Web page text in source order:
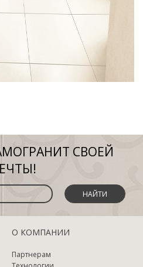
СВОЕЙ
НАЙТИ
О КОМПАНИИ
Партнерам